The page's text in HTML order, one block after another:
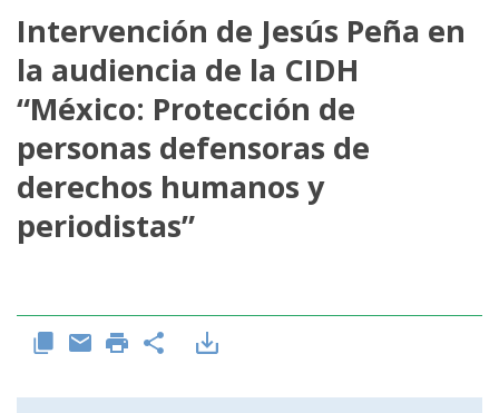
La ONU-DH en México
Vacantes ONU-DH México
ONU-DH en el tiempo
Intervención de Jesús Peña en
la audiencia de la CIDH
“México: Protección de
personas defensoras de
derechos humanos y
periodistas”